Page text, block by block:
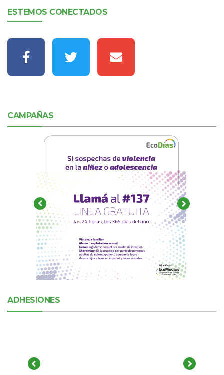
ESTEMOS CONECTADOS
CAMPAÑAS
ADHESIONES